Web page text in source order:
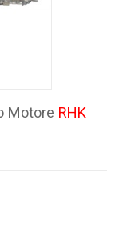
Motore RHK